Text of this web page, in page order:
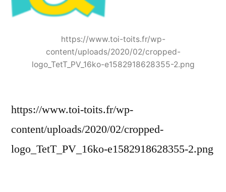
https://www.toi-toits.fr/wp-
content/uploads/2020/02/cropped-
logo_TetT_PV_16ko-e1582918628355-2.png
https://www.toi-toits.fr/wp-
content/uploads/2020/02/cropped-
logo_TetT_PV_16ko-e1582918628355-2.png